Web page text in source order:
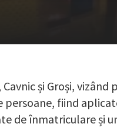
și Groși, vizând
fiind
de înmatriculare și